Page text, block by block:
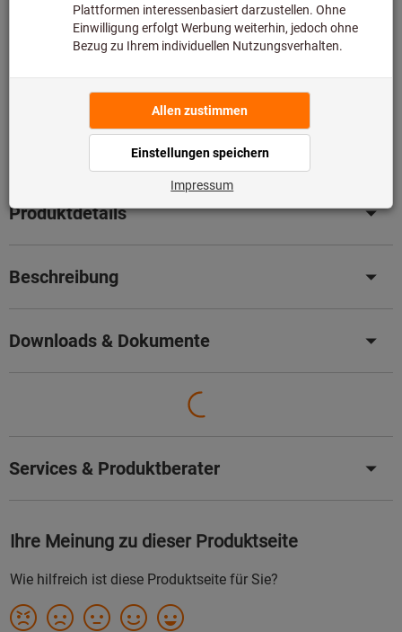
somit nicht bei uns auf Lager liegt.Infos
professionellen Nachschleifservice.
Artikel teilen
Produktdetails
Beschreibung
Downloads & Dokumente
Services & Produktberater